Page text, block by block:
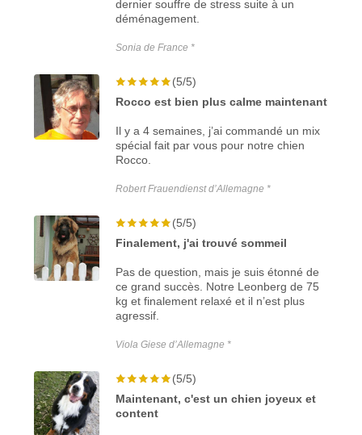
dernier souffre de stress suite à un
déménagement.
Sonia de France *
(5/5)
Rocco est bien plus calme maintenant
Il y a 4 semaines, j’ai commandé un mix
spécial fait par vous pour notre chien
Rocco.
Robert Frauendienst d’Allemagne *
(5/5)
Finalement, j'ai trouvé sommeil
Pas de question, mais je suis étonné de
ce grand succès. Notre Leonberg de 75
kg et finalement relaxé et il n’est plus
agressif.
Viola Giese d’Allemagne *
(5/5)
Maintenant, c'est un chien joyeux et
content